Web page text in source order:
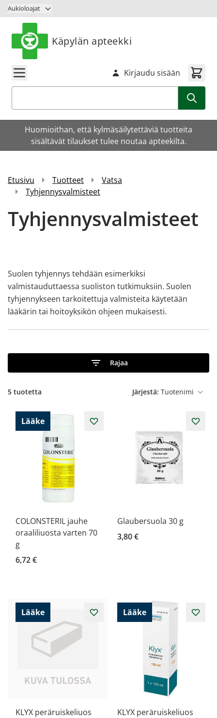
Siirry sisältöön
Aukioloajat
Käpylän apteekki
Kirjaudu sisään
Huomioithan, että kylmäsäilytettäviä tuotteita
sisältävät tilaukset tulee noutaa apteekilta.
Etusivu Tuotteet
Vatsa
Tyhjennysvalmisteet
Tyhjennysvalmisteet
Suolen tyhjennys tehdään esimerkiksi
valmistauduttaessa suoliston tutkimuksiin. Suolen
tyhjennykseen tarkoitettuja valmisteita käytetään
lääkärin tai hoitoyksikön ohjeen mukaisesti.
Rajaa
5 tuotetta Järjestä:
Lääke
COLONSTERIL jauhe
oraaliliuosta varten 70
g
6,72 €
Glaubersuola 30 g
3,80 €
Lääke
KLYX peräruiskeliuos
Lääke
KLYX peräruiskeliuos